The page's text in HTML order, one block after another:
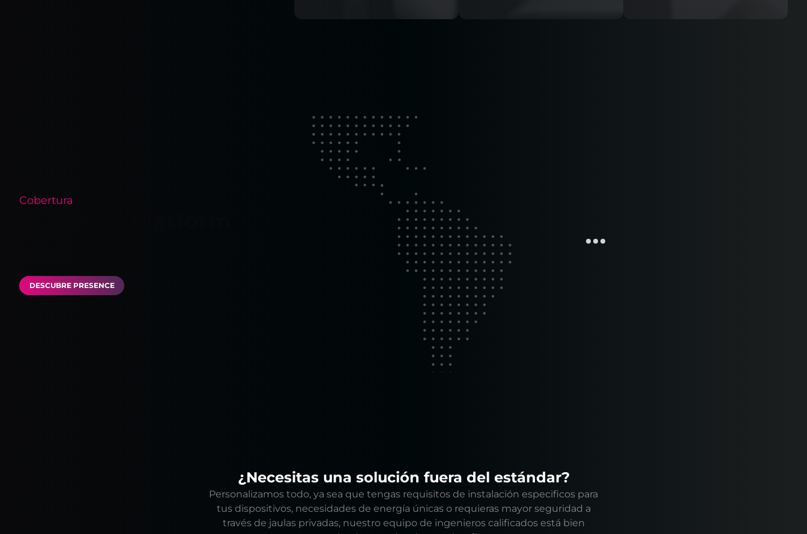
Cobertura
DESCUBRE PRESENCE
¿Necesitas una solución fuera del estándar?
Personalizamos todo, ya sea que tengas requisitos de instalación especificos para
tus dispositivos, necesidades de energía únicas o requieras mayor seguridad a
través de jaulas privadas, nuestro equipo de ingenieros calificados está bien